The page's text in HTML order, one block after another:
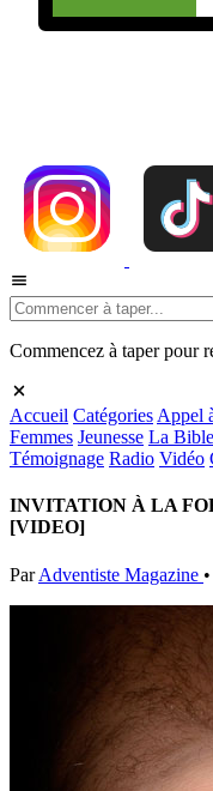
Commencez à taper pour
Accueil Catégories Appel
Femmes Jeunesse La
Témoignage Radio Vidéo
INVITATION À LA
[VIDEO]
Par Adventiste Magazine •